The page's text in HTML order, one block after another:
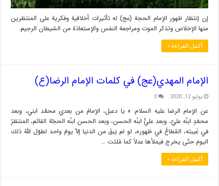
إن إنتظار ظهور الإمام الحجة (عج) له تأثیرات أخلاقیة وفکریة علی المنتظرین
منها الإخلاص وتذکر الموت ومراجعة النفس والإستعاذة من الشیطان الرجیم.
أكمل القراءة »
الإمام المهدي(عج) في كلمات الإمام الرضا(ع)
يوليو 12, 2020 0
عن الإمام الرضا عليه السلام: « يا دعبل، الإمامُ من بعدي محمَّد ابني، وبعد
محمّدٍ ابنُه عليّ، وبعد عليٍّ ابنُه الحسن، وبعد الحسن ابنُه الحجّة القائم، المنتظرُ
في غَيبته، المُطاعُ في ظهوره، لو لم يَبقَ من الدنيا إلاّ يومٌ واحد لطوّل اللهُ ذلك
اليومَ حتّى يخرج فيملأها عدلاً كما مُلئت …
أكمل القراءة »